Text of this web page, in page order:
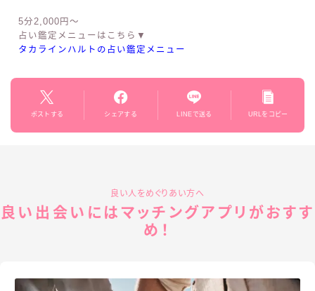
5分2,000円〜
占い鑑定メニューはこちら▼
タカラインハルトの占い鑑定メニュー
ポストする シェアする LINEで送る URLをコピー
良い人をめぐりあい方へ
良い出会いにはマッチングアプリがおすす
め！